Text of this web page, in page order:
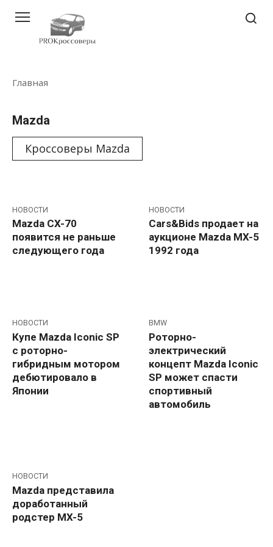
контенту
Главная
Mazda
Кроссоверы Mazda
НОВОСТИ
Mazda CX-70
появится не раньше
следующего года
НОВОСТИ
Cars&Bids продает на
аукционе Mazda MX-5
1992 года
НОВОСТИ
Купе Mazda Iconic SP
с роторно-
гибридным мотором
дебютировало в
Японии
BMW
Роторно-
электрический
концепт Mazda Iconic
SP может спасти
спортивный
автомобиль
НОВОСТИ
Mazda представила
доработанный
родстер MX-5